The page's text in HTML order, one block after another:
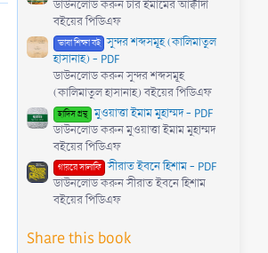
ডাউনলোড করুন চার ইমামের আক্বীদা
বইয়ের পিডিএফ
ভাষা শিক্ষা বই সুন্দর শব্দসমূহ (কালিমাতুল
হাসানাহ) - PDF
ডাউনলোড করুন সুন্দর শব্দসমূহ
(কালিমাতুল হাসানাহ) বইয়ের পিডিএফ
হাদিস গ্রন্থ মুওয়াত্তা ইমাম মুহাম্মদ - PDF
ডাউনলোড করুন মুওয়াত্তা ইমাম মুহাম্মদ
বইয়ের পিডিএফ
গায়রে সালাফি সীরাত ইবনে হিশাম - PDF
ডাউনলোড করুন সীরাত ইবনে হিশাম
বইয়ের পিডিএফ
Share this book